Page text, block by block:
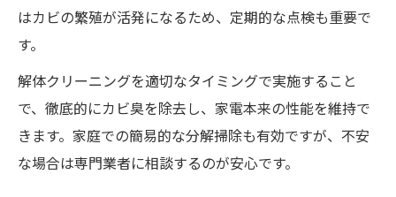
はカビの繁殖が活発になるため、定期的な点検も重要で
す。
解体クリーニングを適切なタイミングで実施すること
で、徹底的にカビ臭を除去し、家電本来の性能を維持で
きます。家庭での簡易的な分解掃除も有効ですが、不安
な場合は専門業者に相談するのが安心です。